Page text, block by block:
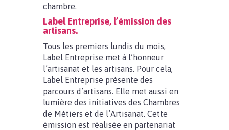
chambre.
Label Entreprise, l’émission des
artisans.
Tous les premiers lundis du mois,
Label Entreprise met à l’honneur
l’artisanat et les artisans. Pour cela,
Label Entreprise présente des
parcours d’artisans. Elle met aussi en
lumière des initiatives des Chambres
de Métiers et de l’Artisanat. Cette
émission est réalisée en partenariat